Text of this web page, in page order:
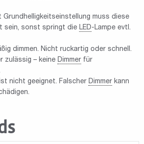
Grundhelligkeitseinstellung muss diese
sein, sonst springt die LED-Lampe evtl.
dimmen. Nicht ruckartig oder schnell.
zulässig – keine Dimmer für
nicht geeignet. Falscher Dimmer kann